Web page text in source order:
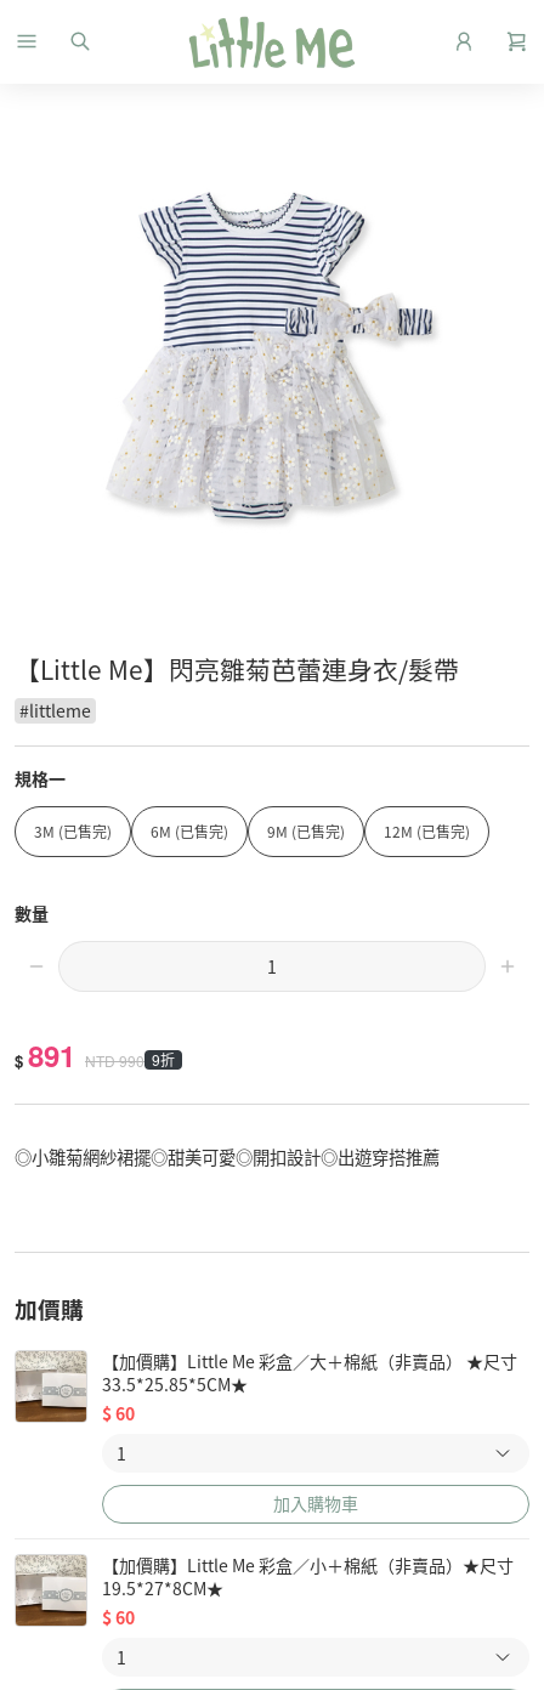
【Little Me】閃亮雛菊芭蕾連身衣/髮帶
#littleme
規格一
3M (已售完) 6M (已售完) 9M (已售完) 12M (已售完)
數量
$ 891 NTD990 9折
◎小雛菊網紗裙擺◎甜美可愛◎開扣設計◎出遊穿搭推薦
加價購
【加價購】Little Me 彩盒／大＋棉紙（非賣品） ★尺寸
33.5*25.85*5CM★
$60
加入購物車
【加價購】Little Me 彩盒／小＋棉紙（非賣品）★尺寸
19.5*27*8CM★
$60